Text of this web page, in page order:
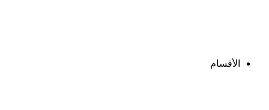
الأقسام